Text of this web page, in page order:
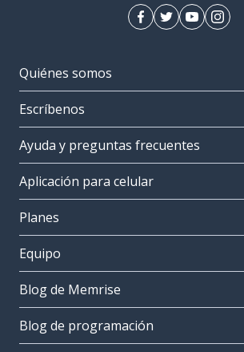
Quiénes somos
Escríbenos
Ayuda y preguntas frecuentes
Aplicación para celular
Planes
Equipo
Blog de Memrise
Blog de programación